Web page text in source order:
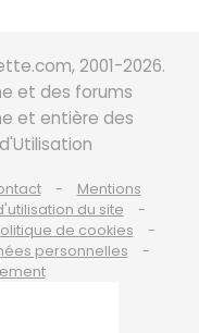
2001-2026.
et des forums
et entière des
Mentions
du site
de cookies
personnelles